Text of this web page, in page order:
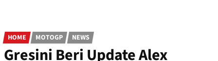
HOME MOTOGP NEWS
Gresini Beri Update Alex